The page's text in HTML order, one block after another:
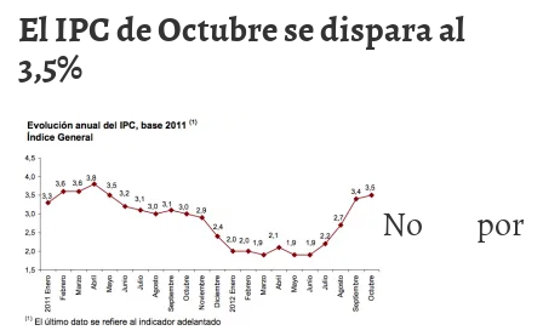
El IPC de Octubre se dispara al
3,5%
No por